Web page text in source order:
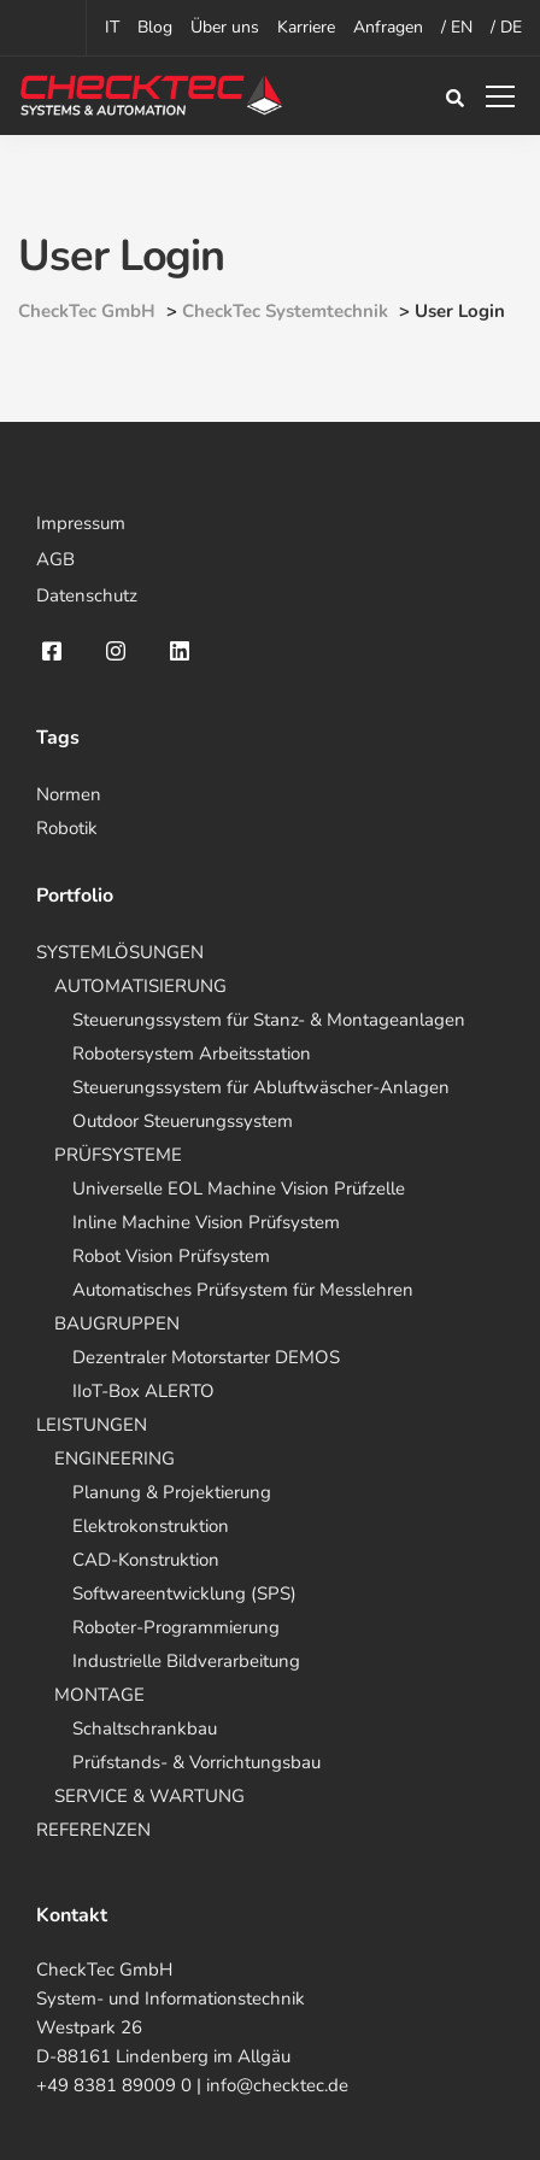
IT Blog Über uns Karriere Anfragen / EN / DE
User Login
CheckTec GmbH > CheckTec Systemtechnik > User Login
Impressum
AGB
Datenschutz
Tags
Normen
Robotik
Portfolio
SYSTEMLÖSUNGEN
AUTOMATISIERUNG
Steuerungssystem für Stanz- & Montageanlagen
Robotersystem Arbeitsstation
Steuerungssystem für Abluftwäscher-Anlagen
Outdoor Steuerungssystem
PRÜFSYSTEME
Universelle EOL Machine Vision Prüfzelle
Inline Machine Vision Prüfsystem
Robot Vision Prüfsystem
Automatisches Prüfsystem für Messlehren
BAUGRUPPEN
Dezentraler Motorstarter DEMOS
IIoT-Box ALERTO
LEISTUNGEN
ENGINEERING
Planung & Projektierung
Elektrokonstruktion
CAD-Konstruktion
Softwareentwicklung (SPS)
Roboter-Programmierung
Industrielle Bildverarbeitung
MONTAGE
Schaltschrankbau
Prüfstands- & Vorrichtungsbau
SERVICE & WARTUNG
REFERENZEN
Kontakt
CheckTec GmbH
System- und Informationstechnik
Westpark 26
D-88161 Lindenberg im Allgäu
+49 8381 89009 0 | info@checktec.de